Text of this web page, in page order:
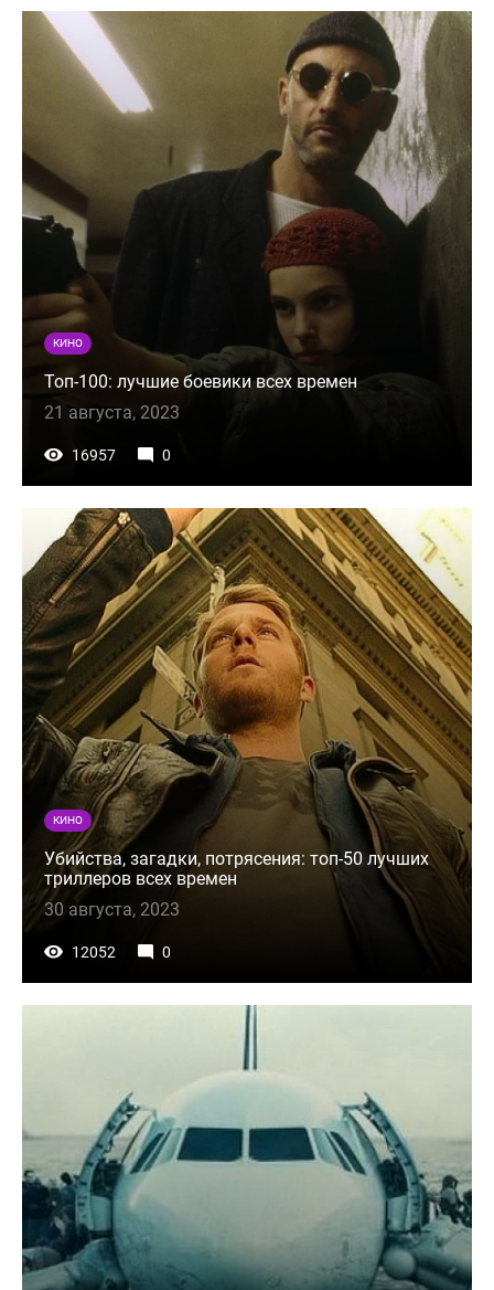
КИНО
Топ-100: лучшие боевики всех времен
21 августа, 2023
16957 0
КИНО
Убийства, загадки, потрясения: топ-50 лучших
триллеров всех времен
30 августа, 2023
12052 0